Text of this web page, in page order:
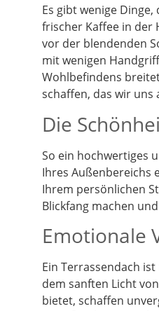
Es gibt wenige
frischer Kaffee in der
vor der blendenden
mit wenigen
Wohlbefindens
schaffen, das wir uns
Die
So ein hochwertiges
Ihres Außenbereichs
Ihrem persönlichen
Blickfang machen
Emotionale
Ein Terrassendach
dem sanften Licht
bietet, schaffen